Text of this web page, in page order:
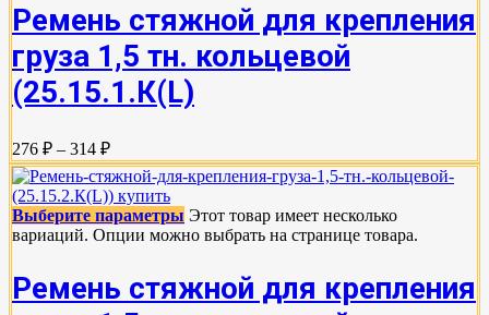
Ремень стяжной для крепления
груза 1,5 тн. кольцевой
(25.15.1.К(L)
276 ₽ – 314 ₽
Выберите параметры Этот товар имеет несколько
вариаций. Опции можно выбрать на странице товара.
Ремень стяжной для крепления